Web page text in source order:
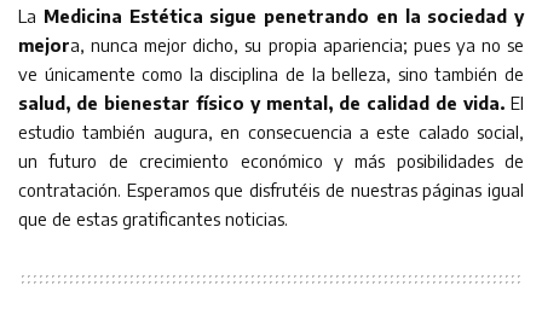
La Medicina Estética sigue penetrando en la sociedad y
mejora, nunca mejor dicho, su propia apariencia; pues ya no se
ve únicamente como la disciplina de la belleza, sino también de
salud, de bienestar físico y mental, de calidad de vida. El
estudio también augura, en consecuencia a este calado social,
un futuro de crecimiento económico y más posibilidades de
contratación. Esperamos que disfrutéis de nuestras páginas igual
que de estas gratificantes noticias.